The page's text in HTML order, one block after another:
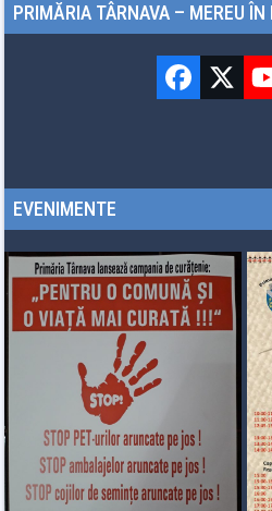
PRIMĂRIA TÂRNAVA – MEREU
EVENIMENTE